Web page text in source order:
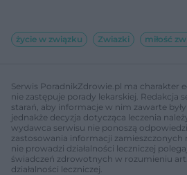
życie w związku Zwiazki miłość
Serwis PoradnikZdrowie.pl ma charakter
nie zastępuje porady lekarskiej. Redakcja
starań, aby informacje w nim zawarte
jednakże decyzja dotycząca leczenia
wydawca serwisu nie ponoszą
zastosowania informacji zamieszczonych
nie prowadzi działalności leczniczej
świadczeń zdrowotnych w rozumieniu
działalności leczniczej.